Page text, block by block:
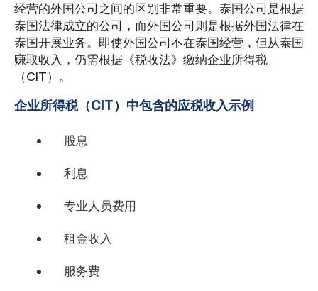
经营的外国公司之间的区别非常重要。泰国公司是根据
泰国法律成立的公司，而外国公司则是根据外国法律在
泰国开展业务。即使外国公司不在泰国经营，但从泰国
赚取收入，仍需根据《税收法》缴纳企业所得税
（CIT）。
企业所得税（CIT）中包含的应税收入示例
股息
利息
专业人员费用
租金收入
服务费